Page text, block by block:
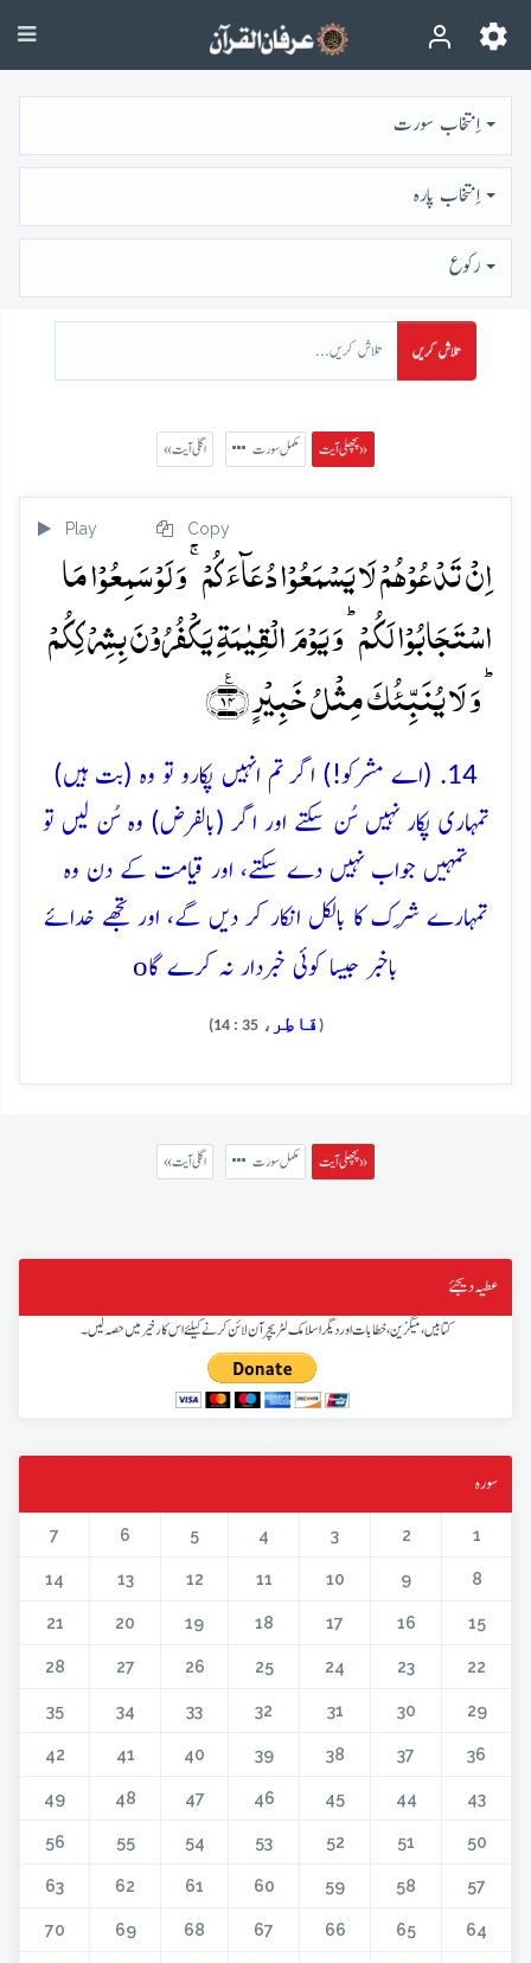
اِنتخاب سورت
اِنتخاب پارہ
رُكوع
تلاش کریں
پچھلی آیت » مکمل سورت « اگلی آیت
Play Copy
اِنۡ تَدۡعُوۡہُمۡ لَا یَسۡمَعُوۡا دُعَآءَکُمۡ ۚ وَ لَوۡ سَمِعُوۡا مَا
اسۡتَجَابُوۡا لَکُمۡ ؕ وَ یَوۡمَ الۡقِیٰمَۃِ یَکۡفُرُوۡنَ بِشِرۡکِکُمۡ
ؕ وَ لَا یُنَبِّئُکَ مِثۡلُ خَبِیۡرٍ ﴿٪۱۴﴾
14. (اے مشرکو!) اگر تم انہیں پکارو تو وہ (بت ہیں)
تمہاری پکار نہیں سُن سکتے اور اگر (بالفرض) وہ سُن لیں تو
تمہیں جواب نہیں دے سکتے، اور قیامت کے دن وہ
تمہارے شِرک کا بالکل انکار کر دیں گے، اور تجھے خدائے
باخبر جیسا کوئی خبردار نہ کرے گاo
( فَاطِر ، 35 : 14)
پچھلی آیت » مکمل سورت « اگلی آیت
عطیہ دیجئے
کتابیں، میگزین، خطابات اور دیگر اسلامک لٹریچر آن لائن کرنے کیلئے اس کار خیر میں حصہ لیں۔
سورہ
1
2
3
4
5
6
7
8
9
10
11
12
13
14
15
16
17
18
19
20
21
22
23
24
25
26
27
28
29
30
31
32
33
34
35
36
37
38
39
40
41
42
43
44
45
46
47
48
49
50
51
52
53
54
55
56
57
58
59
60
61
62
63
64
65
66
67
68
69
70